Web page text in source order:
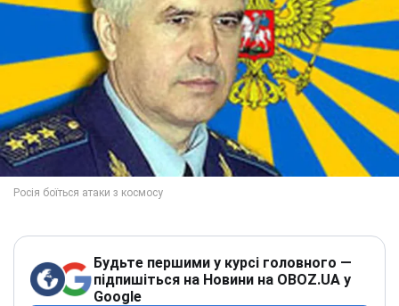
Будьте першими у курсі головного —
підпишіться на Новини на OBOZ.UA у
Google